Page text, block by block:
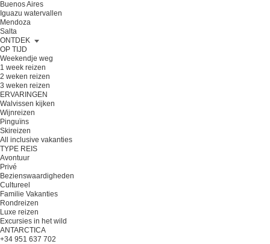
Buenos Aires
Iguazu watervallen
Mendoza
Salta
ONTDEK
OP TIJD
Weekendje weg
1 week reizen
2 weken reizen
3 weken reizen
ERVARINGEN
Walvissen kijken
Wijnreizen
Pinguïns
Skireizen
All inclusive vakanties
TYPE REIS
Avontuur
Privé
Bezienswaardigheden
Cultureel
Familie Vakanties
Rondreizen
Luxe reizen
Excursies in het wild
ANTARCTICA
+34 951 637 702